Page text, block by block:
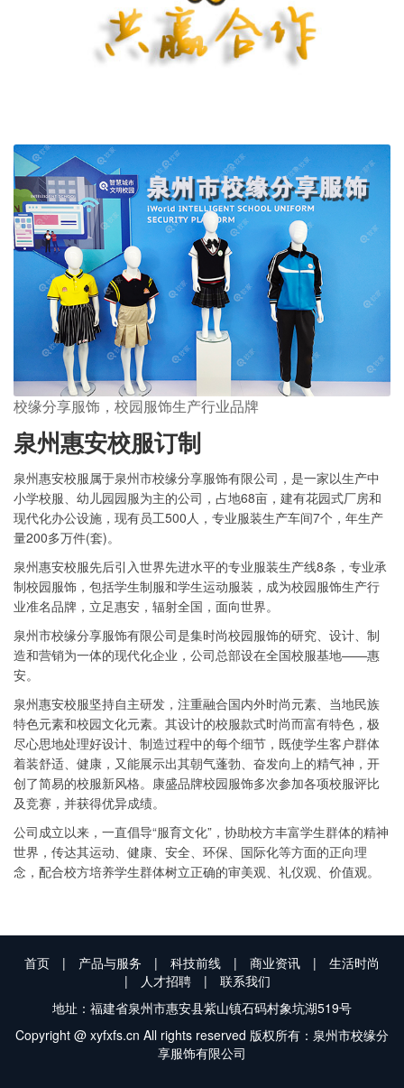
校缘分享服饰，校园服饰生产行业品牌
泉州惠安校服订制
泉州惠安校服属于泉州市校缘分享服饰有限公司，是一家以生产中
小学校服、幼儿园园服为主的公司，占地68亩，建有花园式厂房和
现代化办公设施，现有员工500人，专业服装生产车间7个，年生产
量200多万件(套)。
泉州惠安校服先后引入世界先进水平的专业服装生产线8条，专业承
制校园服饰，包括学生制服和学生运动服装，成为校园服饰生产行
业准名品牌，立足惠安，辐射全国，面向世界。
泉州市校缘分享服饰有限公司是集时尚校园服饰的研究、设计、制
造和营销为一体的现代化企业，公司总部设在全国校服基地——惠
安。
泉州惠安校服坚持自主研发，注重融合国内外时尚元素、当地民族
特色元素和校园文化元素。其设计的校服款式时尚而富有特色，极
尽心思地处理好设计、制造过程中的每个细节，既使学生客户群体
着装舒适、健康，又能展示出其朝气蓬勃、奋发向上的精气神，开
创了简易的校服新风格。康盛品牌校园服饰多次参加各项校服评比
及竞赛，并获得优异成绩。
公司成立以来，一直倡导“服育文化”，协助校方丰富学生群体的精神
世界，传达其运动、健康、安全、环保、国际化等方面的正向理
念，配合校方培养学生群体树立正确的审美观、礼仪观、价值观。
首页 | 产品与服务 | 科技前线 | 商业资讯 |
生活时尚
|
人才招聘 |
联系我们
地址：福建省泉州市惠安县紫山镇石码村象坑湖519号
Copyright @ xyfxfs.cn All rights reserved 版权所有：泉州市校缘分
享服饰有限公司